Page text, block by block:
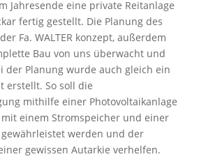
Jahresende eine private Reitanlage
fertig gestellt. Die Planung des
Fa. WALTER konzept, außerdem
Bau von uns überwacht und
der Planung wurde auch gleich ein
erstellt. So soll die
mithilfe einer Photovoltaikanlage
einem Stromspeicher und einer
werden und der
gewissen Autarkie verhelfen.